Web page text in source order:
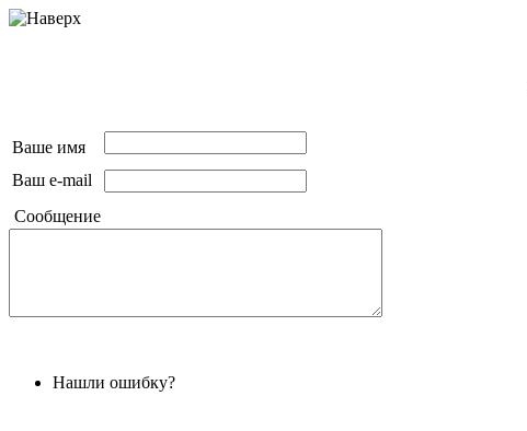
Ваше имя
Ваш e-mail
Сообщение
Нашли ошибку?